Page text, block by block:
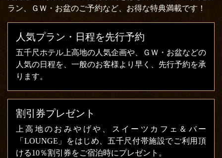
ラン、ＧＷ・お盆のご予約など、お得な特典満載です！
人気プラン・日程を先行予約
五千尺ホテル上高地の人気企画や、ＧＷ・お盆などの
人気の日程を、一般のお客様より早く、先行予約を承
ります。
割引券プレゼント
上高地のおみやげや、スイーツカフェ＆バー
「LOUNGE」をはじめ、五千尺付帯施設でご利用頂
ける10％割引券をご宿泊時にプレゼント。